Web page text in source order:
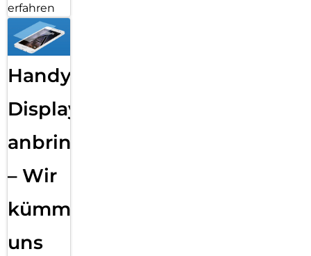
erfahren
Handy
Displayfolie
anbringen
– Wir
kümmern
uns